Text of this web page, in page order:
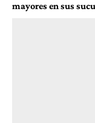
mayores en sus